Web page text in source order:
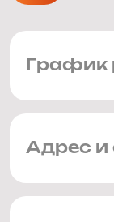
ЧАСТНЫЕ
ПОСЕТИТЕЛЯМ
О ПЛАНЕТАРИИ
НАУЧНЫЙ БЛОГ
График
Адрес и